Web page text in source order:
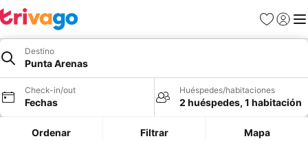
Favoritos
Iniciar
Destino
Punta Arenas
Check-in/out
Fechas
Huéspedes/habitaciones
2 huéspedes, 1 habitación
Ordenar Filtrar Mapa